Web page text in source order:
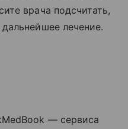
врача подсчитать,
лечение.
— сервиса